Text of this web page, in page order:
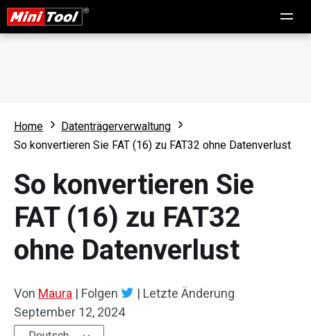
Home
Datenträgerverwaltung
So konvertieren Sie FAT (16) zu FAT32 ohne Datenverlust
So konvertieren Sie
FAT (16) zu FAT32
ohne Datenverlust
Von Maura | Folgen | Letzte Änderung
September 12, 2024